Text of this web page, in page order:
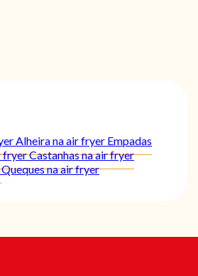
Alheira na air fryer Empadas
fryerCastanhas na air fryer
Queques na air fryer